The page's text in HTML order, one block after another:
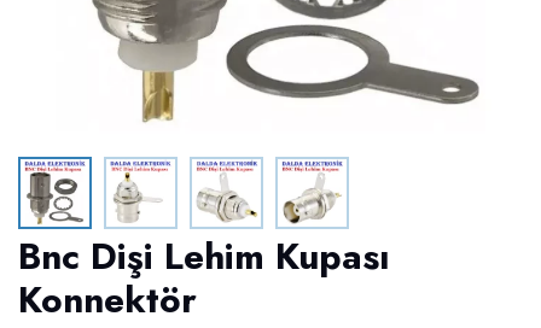
Bnc Dişi Lehim Kupası
Konnektör